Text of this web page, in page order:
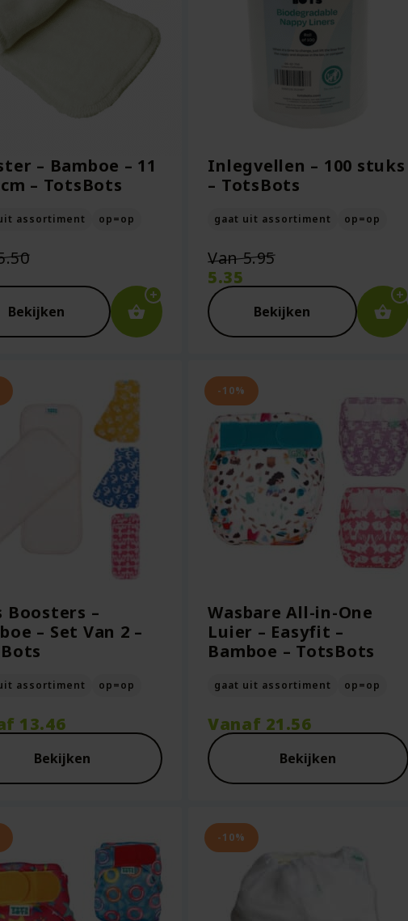
– Bamboe – 11
– TotsBots
assortiment op=op
Oorspronkelijke
was:
€5.50.
Bekijken
Inlegvellen – 100 stuks
– TotsBots
gaat uit assortiment op=op
Van5.95Oorspronkelijke
was:
€5.95.
5.35
Huidige
prijs
is:
€5.35.
Bekijken
Boosters –
– Set Van 2 –
assortiment op=op
13.46
Bekijken
-10%
Wasbare All-in-One
Luier – Easyfit –
Bamboe – TotsBots
gaat uit assortiment op=op
Vanaf 21.56
Bekijken
-10%